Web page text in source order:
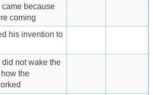
because
coming
his invention to
not wake the
the